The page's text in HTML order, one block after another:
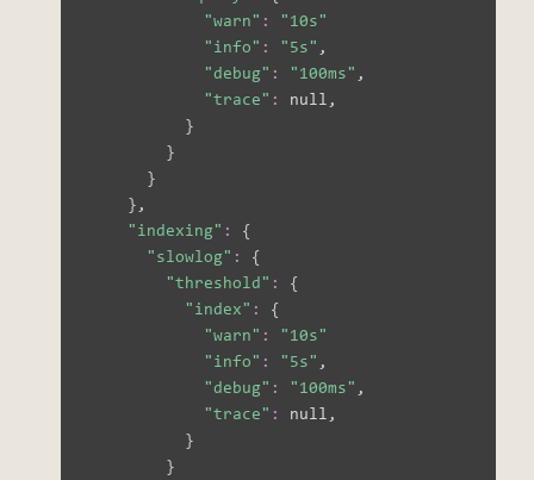
"warn" :
"10s"
"info" : "5s" ,
"debug" : "100ms" ,
"trace" :
null,
}
}
}
} ,
"indexing" :
{
"slowlog" :
{
"threshold" :
{
"index" :
{
"warn" :
"10s"
"info" : "5s" ,
"debug" : "100ms" ,
"trace" :
null,
}
}